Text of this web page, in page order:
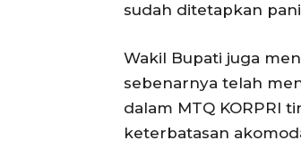
sudah ditetapkan
Wakil Bupati juga
sebenarnya telah
dalam MTQ KORPRI
keterbatasan